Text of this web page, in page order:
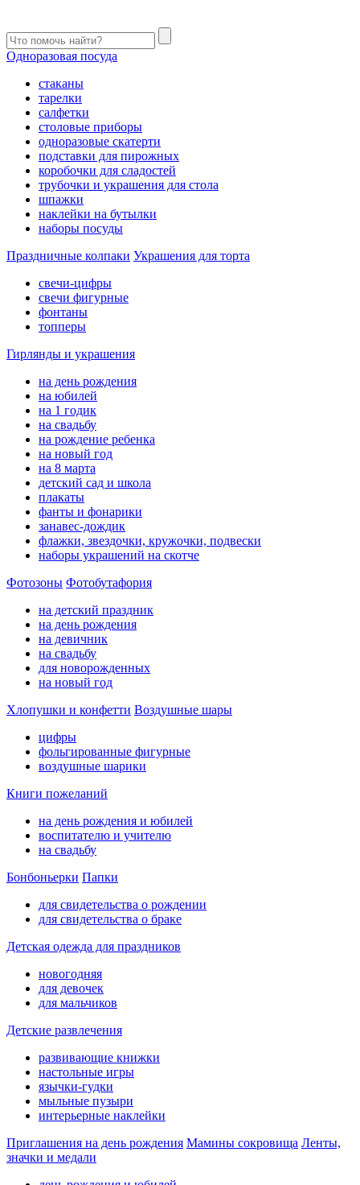
Одноразовая посуда
стаканы
тарелки
салфетки
столовые приборы
одноразовые скатерти
подставки для пирожных
коробочки для сладостей
трубочки и украшения для стола
шпажки
наклейки на бутылки
наборы посуды
Праздничные колпаки Украшения для торта
свечи-цифры
свечи фигурные
фонтаны
топперы
Гирлянды и украшения
на день рождения
на юбилей
на 1 годик
на свадьбу
на рождение ребенка
на новый год
на 8 марта
детский сад и школа
плакаты
фанты и фонарики
занавес-дождик
флажки, звездочки, кружочки, подвески
наборы украшений на скотче
Фотозоны Фотобутафория
на детский праздник
на день рождения
на девичник
на свадьбу
для новорожденных
на новый год
Хлопушки и конфетти Воздушные шары
цифры
фольгированные фигурные
воздушные шарики
Книги пожеланий
на день рождения и юбилей
воспитателю и учителю
на свадьбу
Бонбоньерки Папки
для свидетельства о рождении
для свидетельства о браке
Детская одежда для праздников
новогодняя
для девочек
для мальчиков
Детские развлечения
развивающие книжки
настольные игры
язычки-гудки
мыльные пузыри
интерьерные наклейки
Приглашения на день рождения Мамины сокровища Ленты,
значки и медали